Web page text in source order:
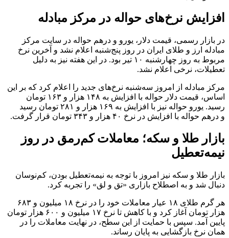
افزایش نرخ‌های حواله در مرکز مبادله
در بازار رسمی، قیمت دلار، یورو و درهم حواله در سایت مرکز
مبادله ارز و طلای ایران در روز پنج‌شنبه اعلام نشد و آخرین نرخ
مربوط به روز چهارشنبه ۱۰ تیر بود. در این هفته نیز به دلیل
تعطیلات، نرخی اعلام نشد.
مرکز مبادله از امروز سه‌شنبه نرخ‌های جدید را اعلام کرد که بر این
اساس، قیمت دلار حواله با افزایش به ۱۴۸ هزار و ۱۶۳ تومان
رسید. یورو حواله‌ نیز با افزایش به ۱۶۹ هزار و ۲۸۱ تومان رسید
و درهم حواله با افزایش در نرخ ۴۰ هزار و ۳۴۳ تومان قرار گرفت.
بازار طلا و سکه؛ معاملات کم‌رمق در روز
نیمه‌تعطیل
بازار طلا و سکه نیز امروز با توجه به نیمه‌تعطیل بودن، کم‌نوسان
دنبال شد و به اصطلاح بازاری «تق و لق» را تجربه کرد.
هر گرم طلای ۱۸ عیار معاملات خود را در نرخ ۱۸ میلیون و ۶۸۳
هزار تومان آغاز کرد و با کاهش تا نرخ ۱۷ میلیون و ۶۰۰ هزار تومان
پایین آمد. سپس با حمایت از این سطح، در نهایت معاملات را در
همان نرخ بازگشایی به پایان رساند.